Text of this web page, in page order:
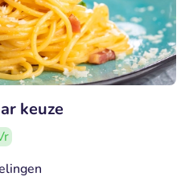
keuze